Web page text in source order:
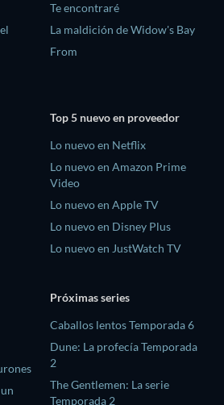
Te encontraré
La maldición de Widow's Bay
From
Top 5 nuevo en proveedor
Lo nuevo en Netflix
Lo nuevo en Amazon Prime
Video
Lo nuevo en Apple TV
Lo nuevo en Disney Plus
Lo nuevo en JustWatch TV
Próximas series
Caballos lentos Temporada 6
Dune: La profecía Temporada
2
The Gentlemen: La serie
Temporada 2